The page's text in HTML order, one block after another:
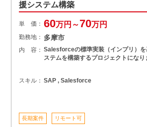
援システム構築
単 価： 60万円～70万円
勤務地： 多摩市
内 容： Salesforceの標準実装（インプリ）
ステムを構築するプロジェクトになり
スキル： SAP , Salesforce
長期案件 リモート可